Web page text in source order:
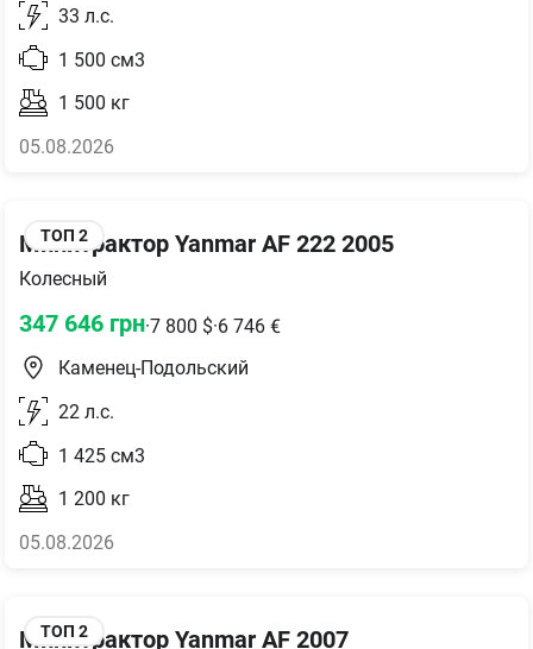
33 л.с.
1 500 см3
1 500 кг
05.08.2026
ТОП 2
Минитрактор Yanmar AF 222 2005
Колесный
347 646 грн·7 800 $·6 746 €
Каменец-Подольский
22 л.с.
1 425 см3
1 200 кг
05.08.2026
ТОП 2
Минитрактор Yanmar AF 2007